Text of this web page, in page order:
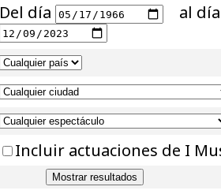
Del día al día
Incluir actuaciones de I